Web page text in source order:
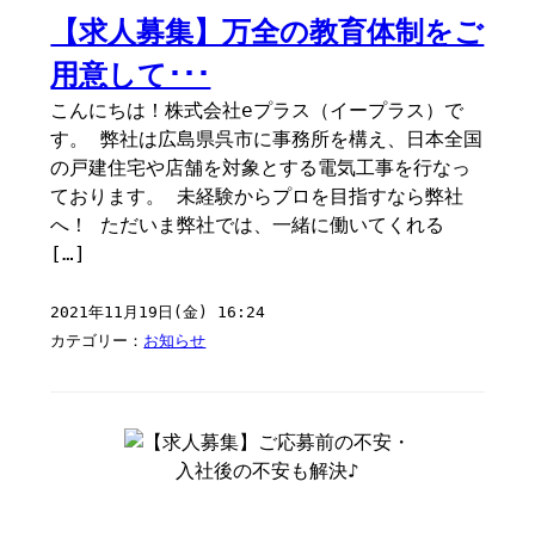
【求人募集】万全の教育体制をご
用意して･･･
こんにちは！株式会社eプラス（イープラス）で
す。 弊社は広島県呉市に事務所を構え、日本全国
の戸建住宅や店舗を対象とする電気工事を行なっ
ております。 未経験からプロを目指すなら弊社
へ！ ただいま弊社では、一緒に働いてくれる
[…]
2021年11月19日(金) 16:24
カテゴリー： お知らせ